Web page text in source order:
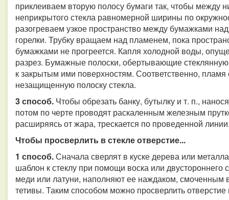
приклеиваем вторую полосу бумаги так, чтобы между
неприкрытого стекла равномерной ширины по
разогреваем узкое пространство между бумажками
горелки. Трубку вращаем над пламенем, пока
бумажками не прогреется. Капля холодной воды,
разрез. Бумажные полоски, обертывающие
к закрытым ими поверхностям. Соответственно, пламя
незащищенную полоску стекла.
3 способ. Чтобы обрезать банку, бутылку и т. п.,
потом по черте проводят раскаленным железным
расширяясь от жара, трескается по проведенной
Чтобы просверлить в стекле отверстие...
1 способ.Сначала сверлят в куске дерева или
шаблон к стеклу при помощи воска или двустороннего
меди или латуни, наполняют ее наждаком, смоченным
тетивы. Таким способом можно просверлить отверстие